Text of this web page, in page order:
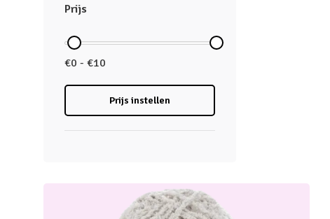
Prijs
€0 - €10
Prijs instellen